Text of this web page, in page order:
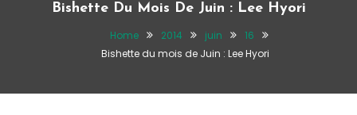
Bishette Du Mois De Juin : Lee Hyori
Home 2014 juin
16
Bishette du mois de Juin : Lee Hyori